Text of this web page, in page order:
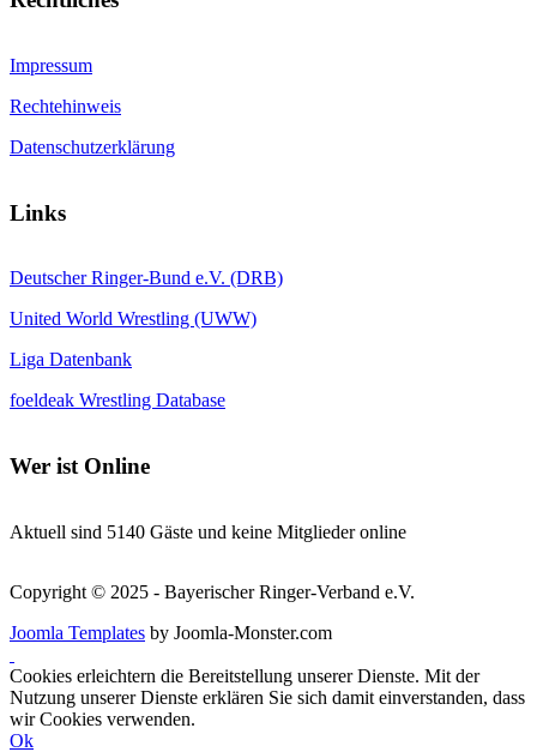
Impressum
Rechtehinweis
Datenschutzerklärung
Links
Deutscher Ringer-Bund e.V. (DRB)
United World Wrestling (UWW)
Liga Datenbank
foeldeak Wrestling Database
Wer ist Online
Aktuell sind 5140 Gäste und keine Mitglieder online
Copyright © 2025 - Bayerischer Ringer-Verband e.V.
Joomla Templates by Joomla-Monster.com
Cookies erleichtern die Bereitstellung unserer Dienste. Mit der
Nutzung unserer Dienste erklären Sie sich damit einverstanden, dass
wir Cookies verwenden.
Ok